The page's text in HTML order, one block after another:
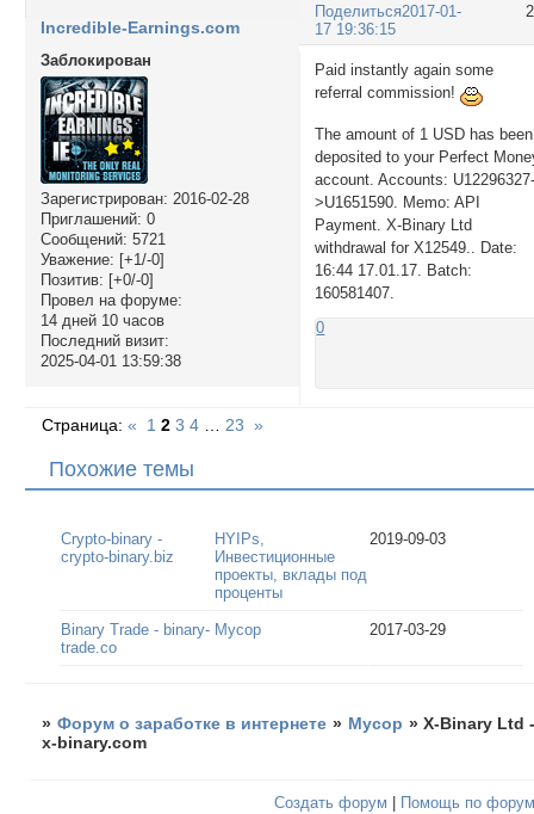
Поделиться2017-01-
17 19:36:15
Incredible-Earnings.com
Заблокирован
Зарегистрирован: 2016-02-28
Приглашений: 0
Сообщений: 5721
Уважение: [+1/-0]
Позитив: [+0/-0]
Провел на форуме:
14 дней 10 часов
Последний визит:
2025-04-01 13:59:38
Paid instantly again some
referral commission!
The amount of 1 USD has been
deposited to your Perfect
account. Accounts:
>U1651590. Memo: API
Payment. X-Binary Ltd
withdrawal for X12549.. Date:
16:44 17.01.17. Batch:
160581407.
0
Страница:« 1 2 3 4 23 »
Похожие темы
Crypto-binary -
crypto-binary.biz
HYIPs,
Инвестиционные
проекты, вклады под
проценты
2019-09-03
Binary Trade - binary-
trade.co
Мусор 2017-03-29
» Форум о заработке в интернете » Мусор »X-Binary Ltd
x-binary.com
Создать форум Помощь по